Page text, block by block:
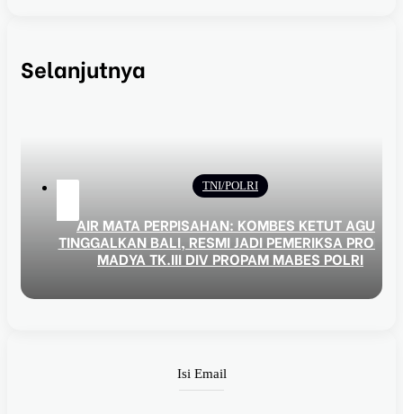
Selanjutnya
TNI/POLRI
Kasus Dugaan Tangkap Lepas Pencurian Besi
Menggantung, Publik Pertanyakan Sikap
Mojokerto Kota dan Propam
Isi Email